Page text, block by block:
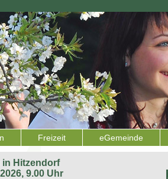
Freizeit eGemeinde
in Hitzendorf
9.00 Uhr